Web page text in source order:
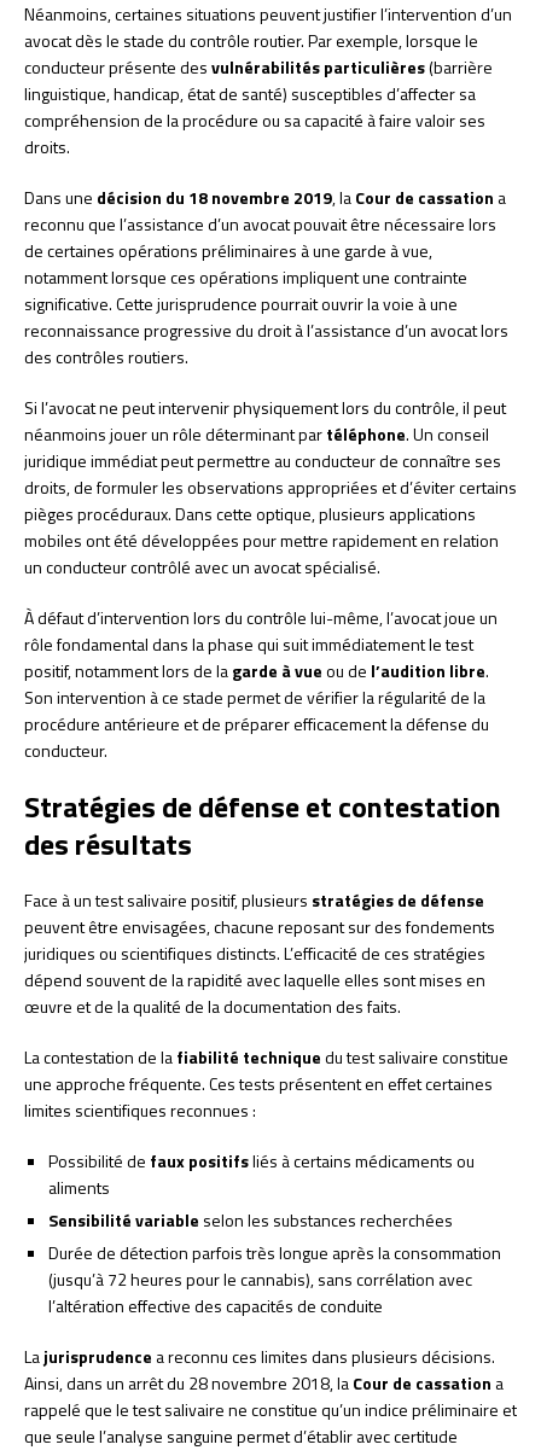
Néanmoins, certaines situations peuvent justifier l’intervention d’un
avocat dès le stade du contrôle routier. Par exemple, lorsque le
conducteur présente desvulnérabilités particulières(barrière
linguistique, handicap, état de santé) susceptibles d’affecter sa
compréhension de la procédure ou sa capacité à faire valoir ses
droits.
Dans une décision du 18 novembre 2019, laCour de cassation a
reconnu que l’assistance d’un avocat pouvait être nécessaire lors
de certaines opérations préliminaires à une garde à vue,
notamment lorsque ces opérations impliquent une contrainte
significative. Cette jurisprudence pourrait ouvrir la voie à une
reconnaissance progressive du droit à l’assistance d’un avocat lors
des contrôles routiers.
Si l’avocat ne peut intervenir physiquement lors du contrôle, il peut
néanmoins jouer un rôle déterminant partéléphone. Un conseil
juridique immédiat peut permettre au conducteur de connaître ses
droits, de formuler les observations appropriées et d’éviter certains
pièges procéduraux. Dans cette optique, plusieurs applications
mobiles ont été développées pour mettre rapidement en relation
un conducteur contrôlé avec un avocat spécialisé.
À défaut d’intervention lors du contrôle lui-même, l’avocat joue un
rôle fondamental dans la phase qui suit immédiatement le test
positif, notamment lors de lagarde à vueou de l’audition libre.
Son intervention à ce stade permet de vérifier la régularité de la
procédure antérieure et de préparer efficacement la défense du
conducteur.
Stratégies de défense et contestation
des résultats
Face à un test salivaire positif, plusieurs stratégies de défense
peuvent être envisagées, chacune reposant sur des fondements
juridiques ou scientifiques distincts. L’efficacité de ces stratégies
dépend souvent de la rapidité avec laquelle elles sont mises en
œuvre et de la qualité de la documentation des faits.
La contestation de lafiabilité techniquedu test salivaire constitue
une approche fréquente. Ces tests présentent en effet certaines
limites scientifiques reconnues :
Possibilité de faux positifsliés à certains médicaments ou
aliments
Sensibilité variable selon les substances recherchées
Durée de détection parfois très longue après la consommation
(jusqu’à 72 heures pour le cannabis), sans corrélation avec
l’altération effective des capacités de conduite
Lajurisprudence a reconnu ces limites dans plusieurs décisions.
Ainsi, dans un arrêt du 28 novembre 2018, laCour de cassation a
rappelé que le test salivaire ne constitue qu’un indice préliminaire et
que seule l’analyse sanguine permet d’établir avec certitude